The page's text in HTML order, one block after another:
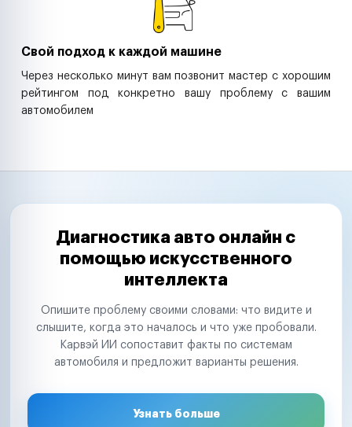
Свой подход к каждой машине
Через несколько минут вам позвонит мастер с хорошим
рейтингом под конкретно вашу проблему с вашим
автомобилем
Диагностика авто онлайн с
помощью искусственного
интеллекта
Опишите проблему своими словами: что видите и
слышите, когда это началось и что уже пробовали.
Карвэй ИИ сопоставит факты по системам
автомобиля и предложит варианты решения.
Узнать больше